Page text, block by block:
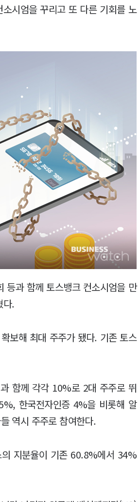
시엄을 꾸리고 또 다른 기회를 노
등과 함께 토스뱅크 컨소시엄을 만
다.
보해 최대 주주가 됐다. 기존 토스
함께 각각 10%로 2대 주주로 뛰
한국전자인증 4%을 비롯해 알
역시 주주로 참여한다.
지분율이 기존 60.8%에서 34%